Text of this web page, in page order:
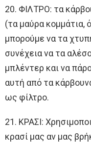
20. ΦΙΛΤΡΟ: τα
(τα μαύρα κομμάτια,
μπορούμε να τα
συνέχεια να τα
μπλέντερ και να
αυτή από τα
ως φίλτρο.
21. ΚΡΑΣΙ:
κρασί μας αν μας